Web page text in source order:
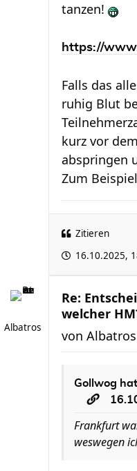
tanzen!
https://
Falls das
ruhig Blut
kurz vor
abspringen
Zum
Zitieren
16.10.2025,
Albatros
Re:
welcher
von Albatros
Gollwog
Frankfurt
weswegen